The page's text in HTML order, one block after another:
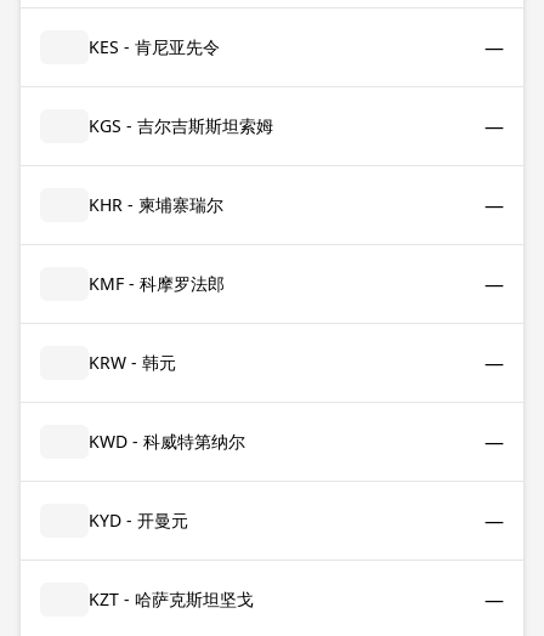
KES - 肯尼亚先令 —
KGS - 吉尔吉斯斯坦索姆 —
KHR - 柬埔寨瑞尔 —
KMF - 科摩罗法郎 —
KRW - 韩元 —
KWD - 科威特第纳尔 —
KYD - 开曼元 —
KZT - 哈萨克斯坦坚戈 —